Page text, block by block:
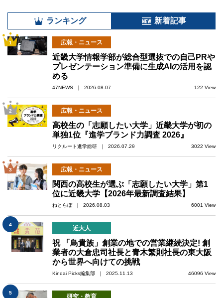
ランキング 新着記事
1 広報・ニュース
近畿大学情報学部が総合型選抜での自己PRや
プレゼンテーション準備に生成AIの活用を認
める
47NEWS ｜ 2026.08.07 122 View
2 広報・ニュース
高校生の「志願したい大学」近畿大学が初の
単独1位『進学ブランド力調査 2026』
リクルート進学総研 ｜ 2026.07.29 3022 View
3 広報・ニュース
関西の高校生が選ぶ「志願したい大学」第1
位に近畿大学【2026年最新調査結果】
ねとらぼ ｜ 2026.08.03 6001 View
4
近大人
祝 「鳥貴族」創業の地での営業継続決定! 創
業者の大倉忠司社長と青木繁則社長の東大阪
から世界へ向けての挑戦
Kindai Picks編集部 ｜ 2025.11.13 46096 View
5
研究・教育